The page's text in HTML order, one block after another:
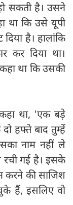
सकती है। उसने
था कि उसे यूपी
है। हालांकि
कर दिया था।
था कि उसकी
था, 'एक बड़े
हफ्ते बाद तुम्हें
नाम नहीं ले
रची गई है। इसके
करने की साजिश
हैं, इसलिए वो